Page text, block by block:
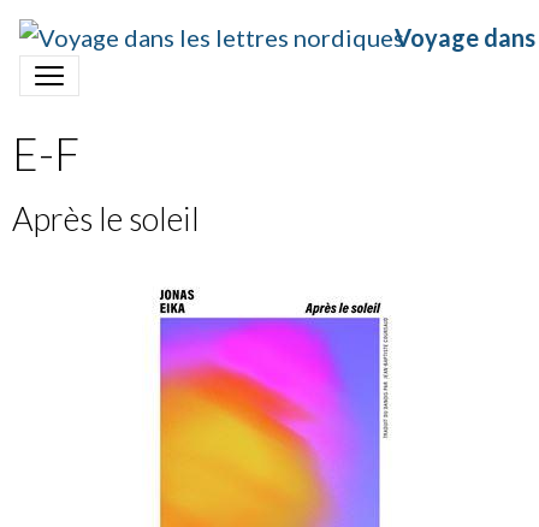
Voyage
E-F
Après le soleil